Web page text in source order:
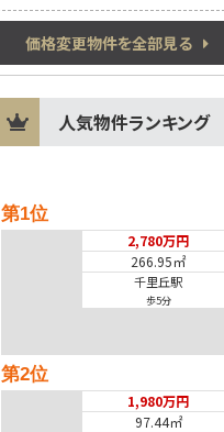
価格変更物件を全部見る
人気物件ランキング
第1位
2,780万円
266.95㎡
千里丘駅
歩5分
第2位
1,980万円
97.44㎡